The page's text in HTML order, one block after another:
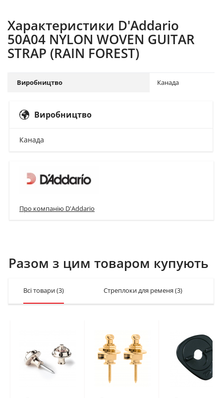
Характеристики D'Addario
50A04 NYLON WOVEN GUITAR
STRAP (RAIN FOREST)
Виробництво Канада
Виробництво
Канада
Про компанію D'Addario
Разом з цим товаром купують
Всі товари(3) Стреплоки для ременя (3)